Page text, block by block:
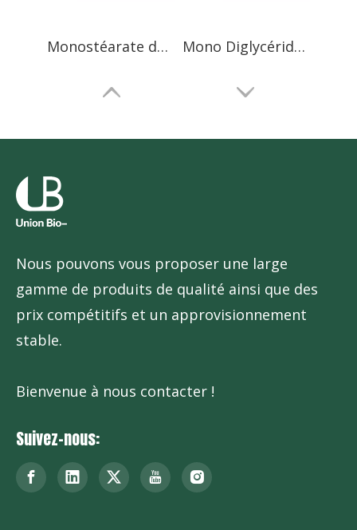
Monostéarate de glycérine distillée DMG Mono Diglycérides 90
Nous pouvons vous proposer une large
gamme de produits de qualité ainsi que des
prix compétitifs et un approvisionnement
stable.
Bienvenue à nous contacter !
Suivez-nous: